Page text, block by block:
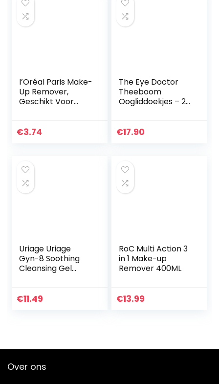
l’Oréal Paris Make-
Up Remover,
Geschikt Voor
€3.74
The Eye Doctor
Theeboom
Oogliddoekjes – 20
– Geschikt Voor
€17.90
Uriage Uriage
Gyn-8 Soothing
Cleansing Gel
€11.49
RoC Multi Action 3
in 1 Make-up
Remover 400ML
€13.99
Over ons